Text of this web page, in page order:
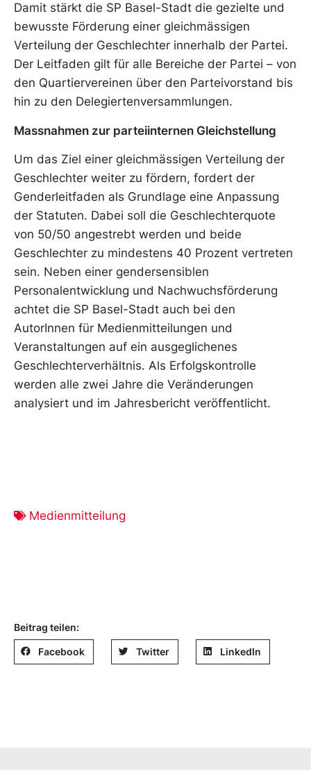
Damit stärkt die SP Basel-Stadt die gezielte und
bewusste Förderung einer gleichmässigen
Verteilung der Geschlechter innerhalb der Partei.
Der Leitfaden gilt für alle Bereiche der Partei – von
den Quartiervereinen über den Parteivorstand bis
hin zu den Delegiertenversammlungen.
Massnahmen zur parteiinternen Gleichstellung
Um das Ziel einer gleichmässigen Verteilung der
Geschlechter weiter zu fördern, fordert der
Genderleitfaden als Grundlage eine Anpassung
der Statuten. Dabei soll die Geschlechterquote
von 50/50 angestrebt werden und beide
Geschlechter zu mindestens 40 Prozent vertreten
sein. Neben einer gendersensiblen
Personalentwicklung und Nachwuchsförderung
achtet die SP Basel-Stadt auch bei den
AutorInnen für Medienmitteilungen und
Veranstaltungen auf ein ausgeglichenes
Geschlechterverhältnis. Als Erfolgskontrolle
werden alle zwei Jahre die Veränderungen
analysiert und im Jahresbericht veröffentlicht.
Medienmitteilung
Beitrag teilen:
Facebook Twitter LinkedIn